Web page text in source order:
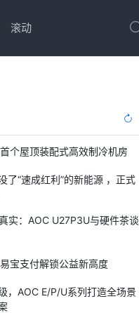
滚动
个屋顶装配式高效制冷机房
了“速成红利”的新能源 ，正式
实：AOC U27P3U与硬件茶谈
宝支付解锁公益新高度
，AOC E/P/U系列打造全场景